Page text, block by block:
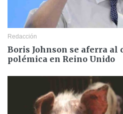
Redacción
Boris Johnson se aferra al
polémica en Reino Unido